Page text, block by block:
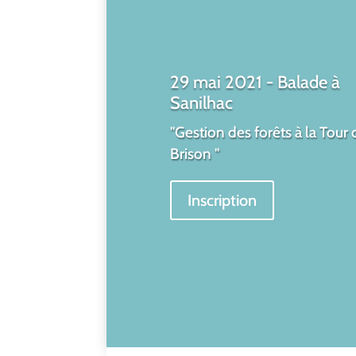
29 mai 2021 - Balade à
Sanilhac
"Gestion des forêts à la Tour
Brison "
Inscription